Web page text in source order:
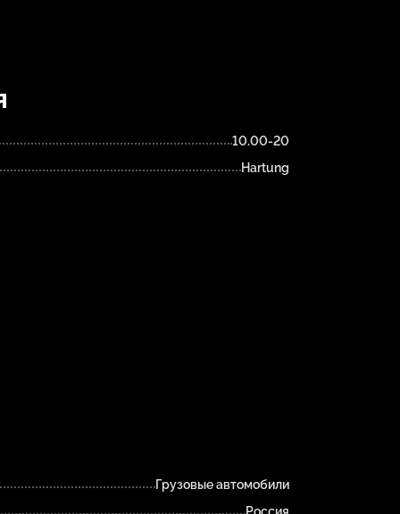
10.00-20
Hartung
Грузовые автомобили